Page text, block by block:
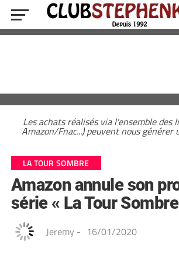
Les achats réalisés via l'ensemble des
Amazon/Fnac...) peuvent nous générer
LA TOUR SOMBRE
Amazon annule son
série « La Tour
Jeremy - 16/01/2020